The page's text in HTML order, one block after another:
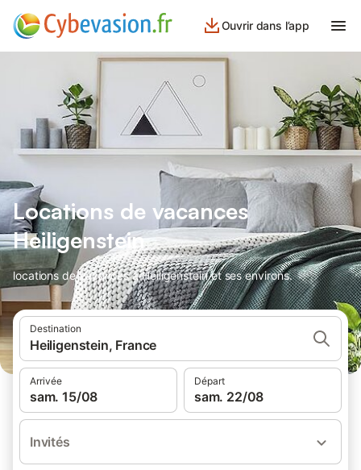
Ouvrir dans l’app
Locations de vacances
Heiligenstein
locations de vacances à Heiligenstein et ses environs.
Destination
Heiligenstein, France
Arrivée
sam. 15/08
Départ
sam. 22/08
Invités